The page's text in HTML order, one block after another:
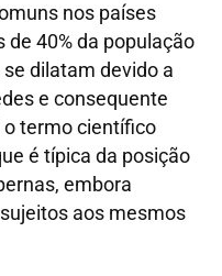
nos países
40% da população
dilatam devido a
e consequente
o termo científico
é típica da posição
embora
aos mesmos